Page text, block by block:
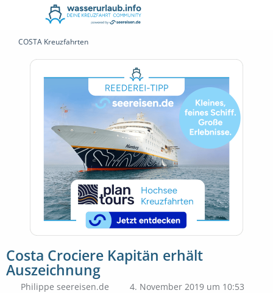
COSTA Kreuzfahrten
Costa Crociere Kapitän erhält
Auszeichnung
Philippe seereisen.de
4. November 2019 um 10:53